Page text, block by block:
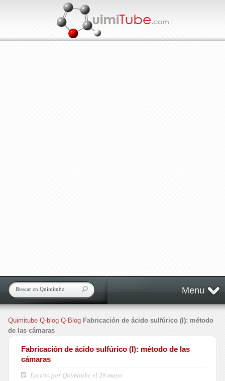
Menu
Quimitube Q-blog Q-Blog Fabricación de ácido sulfúrico (I): método
de las cámaras
Fabricación de ácido sulfúrico (I): método de las
cámaras
Escrito por Quimitube el 28 mayo